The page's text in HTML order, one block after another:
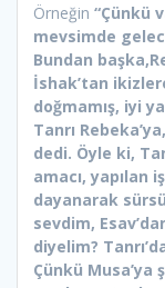
Örneğin “Çünkü
mevsimde
Bundan
İshak’tan
doğmamış, iyi
Tanrı
dedi. Öyle ki,
amacı, yapılan
dayanarak
sevdim,
diyelim?
Çünkü